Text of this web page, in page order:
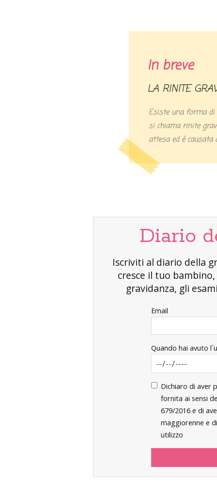
In breve
LA RINITE
Esiste una forma
si chiama rinite
attesa ed è causata
Diario
Iscriviti al diario della
cresce il tuo
gravidanza, gli
Email
Quando hai avuto
Dichiaro di aver
fornita ai sensi
679/2016 e di
maggiorenne e
utilizzo